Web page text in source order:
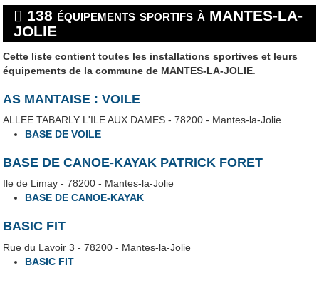
138 équipements sportifs à MANTES-LA-
JOLIE
Cette liste contient toutes les installations sportives et leurs
équipements de la commune de MANTES-LA-JOLIE.
AS MANTAISE : VOILE
ALLEE TABARLY L'ILE AUX DAMES - 78200 - Mantes-la-Jolie
BASE DE VOILE
BASE DE CANOE-KAYAK PATRICK FORET
Ile de Limay - 78200 - Mantes-la-Jolie
BASE DE CANOE-KAYAK
BASIC FIT
Rue du Lavoir 3 - 78200 - Mantes-la-Jolie
BASIC FIT